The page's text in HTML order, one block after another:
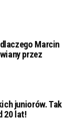
Marcin
przez
juniorów. Tak
20 lat!